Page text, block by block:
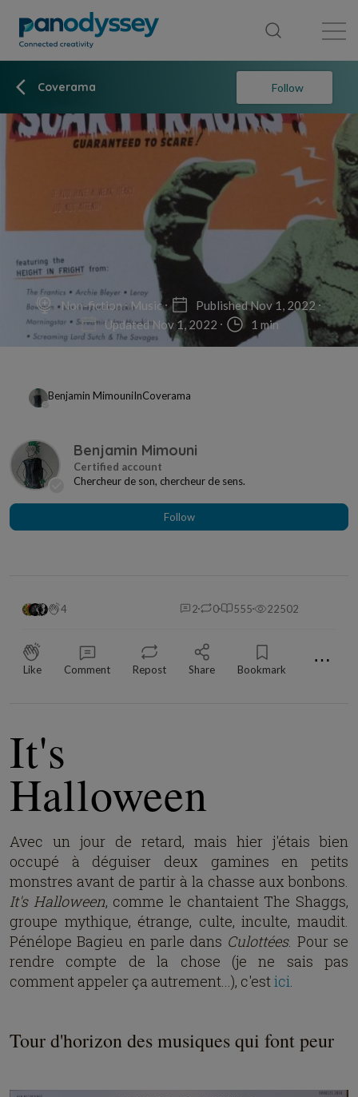
Coverama Follow
Non-fiction Music
Published Nov 1, 2022
Updated Nov 1, 2022
1 min
Benjamin MimouniInCoverama
Benjamin Mimouni
Chercheur de son, chercheur de sens.
Follow
4 2 0 555 22502
Like Comment Repost Share Bookmark ⋯
It's
Halloween
Avec un jour de retard, mais hier j'étais bien
occupé à déguiser deux gamines en petits
monstres avant de partir à la chasse aux bonbons.
It's Halloween, comme le chantaient The Shaggs,
groupe mythique, étrange, culte, inculte, maudit.
Pénélope Bagieu en parle dans Culottées. Pour se
rendre compte de la chose (je ne sais pas
comment appeler ça autrement...), c'estici.
Tour d'horizon des musiques qui font peur